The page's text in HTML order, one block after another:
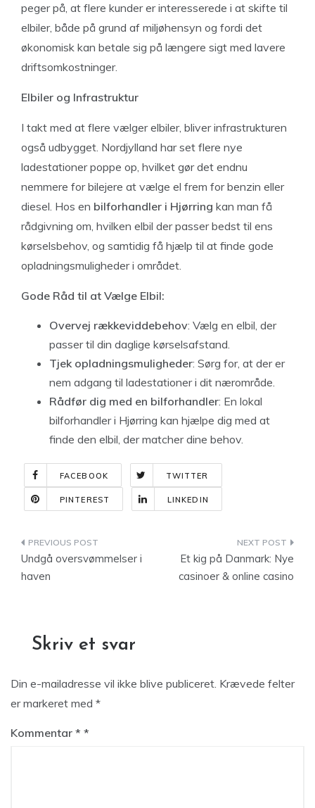
peger på, at flere kunder er interesserede i at skifte til
elbiler, både på grund af miljøhensyn og fordi det
økonomisk kan betale sig på længere sigt med lavere
driftsomkostninger.
Elbiler og Infrastruktur
I takt med at flere vælger elbiler, bliver infrastrukturen
også udbygget. Nordjylland har set flere nye
ladestationer poppe op, hvilket gør det endnu
nemmere for bilejere at vælge el frem for benzin eller
diesel. Hos en bilforhandler i Hjørring kan man få
rådgivning om, hvilken elbil der passer bedst til ens
kørselsbehov, og samtidig få hjælp til at finde gode
opladningsmuligheder i området.
Gode Råd til at Vælge Elbil:
Overvej rækkeviddebehov: Vælg en elbil, der
passer til din daglige kørselsafstand.
Tjek opladningsmuligheder: Sørg for, at der er
nem adgang til ladestationer i dit nærområde.
Rådfør dig med en bilforhandler: En lokal
bilforhandler i Hjørring kan hjælpe dig med at
finde den elbil, der matcher dine behov.
FACEBOOK TWITTER
PINTEREST LINKEDIN
Indlægsnavigation
Undgå oversvømmelser i
haven
Et kig på Danmark: Nye
casinoer & online casino
Skriv et svar
Din e-mailadresse vil ikke blive publiceret. Krævede felter
er markeret med *
Kommentar *